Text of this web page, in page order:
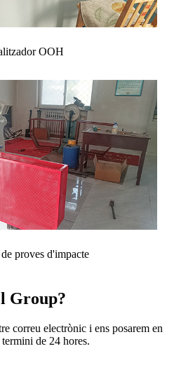
OOH
proves d'impacte
Group?
correu electrònic i ens posarem en
de 24 hores.